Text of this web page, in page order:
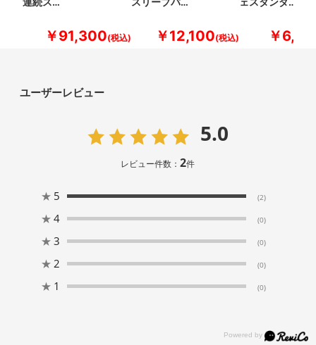
￥91,300 ￥12,100 ￥
ユーザーレビュー
5.0
レビュー件数：2件
★ 5 (2)
★ 4 (0)
★ 3 (0)
★ 2 (0)
★ 1 (0)